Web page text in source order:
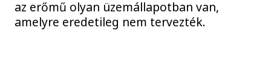
az erőmű olyan üzemállapotban van,
amelyre eredetileg nem tervezték.